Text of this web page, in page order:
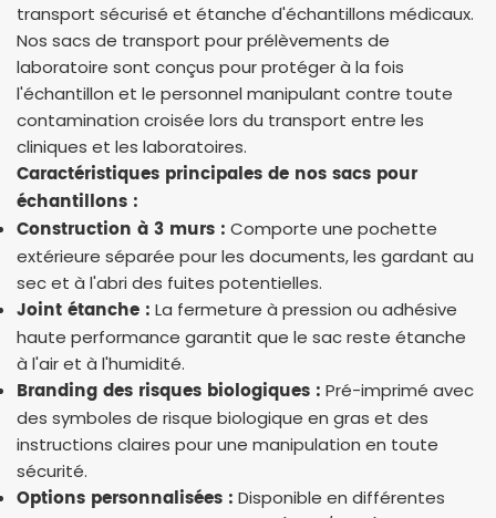
transport sécurisé et étanche d'échantillons médicaux.
Nos sacs de transport pour prélèvements de
laboratoire sont conçus pour protéger à la fois
l'échantillon et le personnel manipulant contre toute
contamination croisée lors du transport entre les
cliniques et les laboratoires.
Caractéristiques principales de nos sacs pour
échantillons :
Construction à 3 murs : Comporte une pochette
extérieure séparée pour les documents, les gardant au
sec et à l'abri des fuites potentielles.
Joint étanche : La fermeture à pression ou adhésive
haute performance garantit que le sac reste étanche
à l'air et à l'humidité.
Branding des risques biologiques : Pré-imprimé avec
des symboles de risque biologique en gras et des
instructions claires pour une manipulation en toute
sécurité.
Options personnalisées : Disponible en différentes